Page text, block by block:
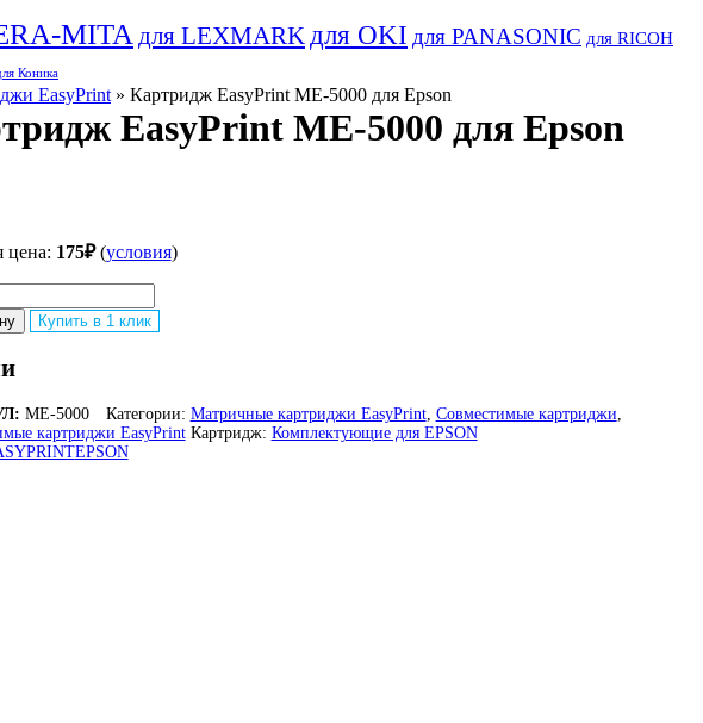
MITA для LEXMARK для OKI для PANASONIC для RICOH
Коника
EasyPrint » Картридж EasyPrint ME-5000 для Epson
EasyPrint ME-5000 для Epson
цена: 175₽(условия)
Купить в 1 клик
ME-5000 Категории: Матричные картриджи EasyPrint, Совместимые картриджи
картриджи EasyPrint Картридж: Комплектующие для EPSON
EPSON